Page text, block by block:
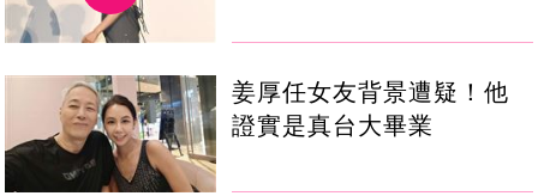
姜厚任女友背景遭疑！他
證實是真台大畢業